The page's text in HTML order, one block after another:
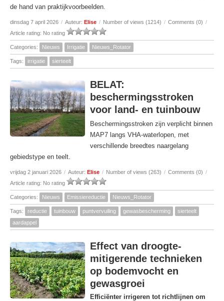
de hand van praktijkvoorbeelden.
dinsdag 7 april 2026 / Auteur: Elise / Number of views (1214) / Comments (0) /
Article rating: No rating
Categories: Nieuws Irrigatie Nieuws_Rotator
Tags: irrigatie sierteelt
BELAT:
beschermingsstroken
voor land- en tuinbouw
Beschermingsstroken zijn verplicht binnen
MAP7 langs VHA‑waterlopen, met
verschillende breedtes naargelang
gebiedstype en teelt.
vrijdag 2 januari 2026 / Auteur: Elise / Number of views (263) / Comments (0) /
Article rating: No rating
Categories: Nieuws Emissiereductie Nieuws_Rotator
Tags: reductie tuinbouw puntvervuiling gewasbescherming
sierteelt
aardappel
Effect van droogte-
mitigerende technieken
op bodemvocht en
gewasgroei
Efficiënter irrigeren tot richtlijnen om